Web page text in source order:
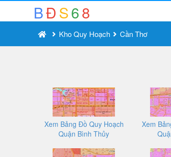
BĐS68
Kho Quy Hoạch Cần Thơ
Xem Bảng Đồ Quy Hoạch
Quận Bình Thủy
Xem